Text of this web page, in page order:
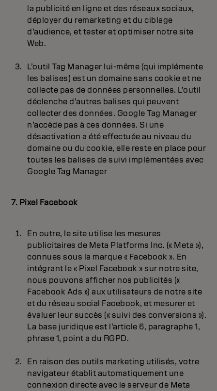
la publicité en ligne et des réseaux sociaux,
déployer du remarketing et du ciblage
d’audience, et tester et optimiser notre site
Web.
L’outil Tag Manager lui-même (qui implémente
les balises) est un domaine sans cookie et ne
collecte pas de données personnelles. L’outil
déclenche d’autres balises qui peuvent
collecter des données. Google Tag Manager
n’accède pas à ces données. Si une
désactivation a été effectuée au niveau du
domaine ou du cookie, elle reste en place pour
toutes les balises de suivi implémentées avec
Google Tag Manager
7. Pixel Facebook
En outre, le site utilise les mesures
publicitaires de Meta Platforms Inc. (« Meta »),
connues sous la marque « Facebook ». En
intégrant le « Pixel Facebook » sur notre site,
nous pouvons afficher nos publicités («
Facebook Ads ») aux utilisateurs de notre site
et du réseau social Facebook, et mesurer et
évaluer leur succès (« suivi des conversions »).
La base juridique est l’article 6, paragraphe 1,
phrase 1, point a du RGPD.
En raison des outils marketing utilisés, votre
navigateur établit automatiquement une
connexion directe avec le serveur de Meta